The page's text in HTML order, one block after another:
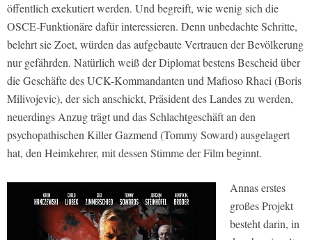
öffentlich exekutiert werden. Und begreift, wie wenig sich die
OSCE-Funktionäre dafür interessieren. Denn unbedachte Schritte,
belehrt sie Zoet, würden das aufgebaute Vertrauen der Bevölkerung
nur gefährden. Natürlich weiß der Diplomat bestens Bescheid über
die Geschäfte des UCK-Kommandanten und Mafioso Rhaci (Boris
Milivojevic), der sich anschickt, Präsident des Landes zu werden,
neuerdings Anzug trägt und das Schlachtgeschäft an den
psychopathischen Killer Gazmend (Tommy Soward) ausgelagert
hat, den Heimkehrer, mit dessen Stimme der Film beginnt.
Annas erstes
großes Projekt
besteht darin, in